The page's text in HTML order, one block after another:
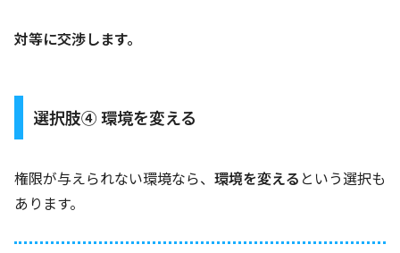
対等に交渉します。
選択肢④ 環境を変える
権限が与えられない環境なら、 環境を変える という選択も
あります。